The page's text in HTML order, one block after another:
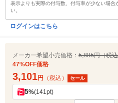
表示よりも実際の付与数、付与率が少ない場合
い。
ログインはこちら
メーカー希望小売価格： 5,885円（税
47%OFF価格
3,101円 （税込） セール
5%(141pt)